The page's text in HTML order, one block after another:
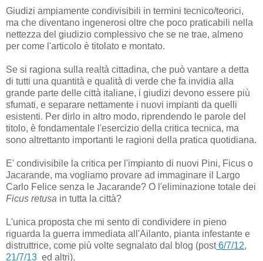
Giudizi ampiamente condivisibili in termini tecnico/teorici,
ma che diventano ingenerosi oltre che poco praticabili nella
nettezza del giudizio complessivo che se ne trae, almeno
per come l'articolo è titolato e montato.
Se si ragiona sulla realtà cittadina, che può vantare a detta
di tutti una quantità e qualità di verde che fa invidia alla
grande parte delle città italiane, i giudizi devono essere più
sfumati, e separare nettamente i nuovi impianti da quelli
esistenti. Per dirlo in altro modo, riprendendo le parole del
titolo, è fondamentale l'esercizio della critica tecnica, ma
sono altrettanto importanti le ragioni della pratica quotidiana.
E' condivisibile la critica per l'impianto di nuovi Pini, Ficus o
Jacarande, ma vogliamo provare ad immaginare il Largo
Carlo Felice senza le Jacarande? O l'eliminazione totale dei
Ficus retusa in tutta la città?
L'unica proposta che mi sento di condividere in pieno
riguarda la guerra immediata all'Ailanto, pianta infestante e
distruttrice, come più volte segnalato dal blog (post6/7/12,
21/7/13 ed altri).